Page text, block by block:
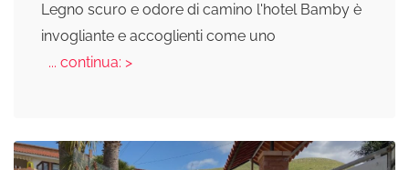
Legno scuro e odore di camino l'hotel Bamby è
invogliante e accoglienti come uno
... continua: >